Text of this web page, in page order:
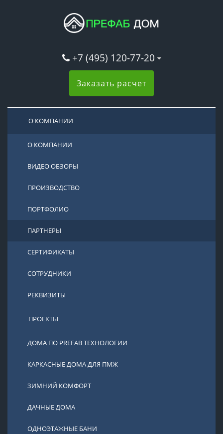
+7 (495) 120-77-20
Заказать расчет
О КОМПАНИИ
О КОМПАНИИ
ВИДЕО ОБЗОРЫ
ПРОИЗВОДСТВО
ПОРТФОЛИО
ПАРТНЕРЫ
СЕРТИФИКАТЫ
СОТРУДНИКИ
РЕКВИЗИТЫ
ПРОЕКТЫ
ДОМА ПО PREFAB ТЕХНОЛОГИИ
КАРКАСНЫЕ ДОМА ДЛЯ ПМЖ
ЗИМНИЙ КОМФОРТ
ДАЧНЫЕ ДОМА
ОДНОЭТАЖНЫЕ БАНИ